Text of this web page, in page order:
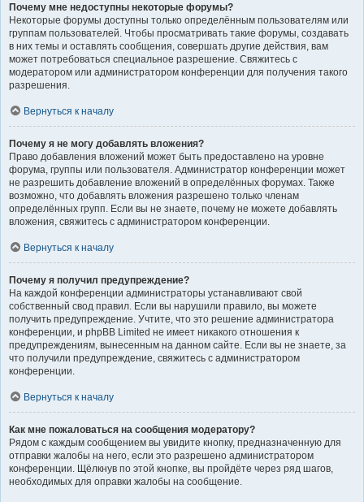
Почему мне недоступны некоторые форумы?
Некоторые форумы доступны только определённым пользователям или
группам пользователей. Чтобы просматривать такие форумы, создавать
в них темы и оставлять сообщения, совершать другие действия, вам
может потребоваться специальное разрешение. Свяжитесь с
модератором или администратором конференции для получения такого
разрешения.
Вернуться к началу
Почему я не могу добавлять вложения?
Право добавления вложений может быть предоставлено на уровне
форума, группы или пользователя. Администратор конференции может
не разрешить добавление вложений в определённых форумах. Также
возможно, что добавлять вложения разрешено только членам
определённых групп. Если вы не знаете, почему не можете добавлять
вложения, свяжитесь с администратором конференции.
Вернуться к началу
Почему я получил предупреждение?
На каждой конференции администраторы устанавливают свой
собственный свод правил. Если вы нарушили правило, вы можете
получить предупреждение. Учтите, что это решение администратора
конференции, и phpBB Limited не имеет никакого отношения к
предупреждениям, вынесенным на данном сайте. Если вы не знаете, за
что получили предупреждение, свяжитесь с администратором
конференции.
Вернуться к началу
Как мне пожаловаться на сообщения модератору?
Рядом с каждым сообщением вы увидите кнопку, предназначенную для
отправки жалобы на него, если это разрешено администратором
конференции. Щёлкнув по этой кнопке, вы пройдёте через ряд шагов,
необходимых для оправки жалобы на сообщение.